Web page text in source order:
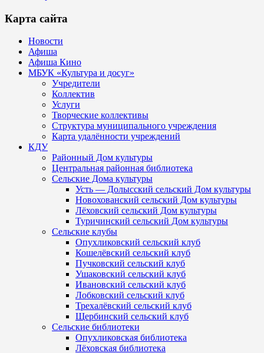
Карта сайта
Новости
Афиша
Афиша Кино
МБУК «Культура и досуг»
Учредители
Коллектив
Услуги
Творческие коллективы
Структура муниципального учреждения
Карта удалённости учреждений
КДУ
Районный Дом культуры
Центральная районная библиотека
Сельские Дома культуры
Усть — Долысский сельский Дом культуры
Новохованский сельский Дом культуры
Лёховский сельский Дом культуры
Туричинский сельский Дом культуры
Сельские клубы
Опухликовский сельский клуб
Кошелёвский сельский клуб
Пучковский сельский клуб
Ушаковский сельский клуб
Ивановский сельский клуб
Лобковский сельский клуб
Трехалёвский сельский клуб
Щербинский сельский клуб
Сельские библиотеки
Опухликовская библиотека
Лёховская библиотека